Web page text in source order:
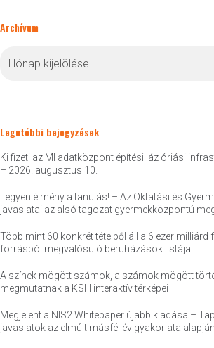
Archívum
Legutóbbi bejegyzések
Ki fizeti az MI adatközpont építési láz óriási
– 2026. augusztus 10.
Legyen élmény a tanulás! – Az Oktatási és
javaslatai az alsó tagozat gyermekközpontú
Több mint 60 konkrét tételből áll a 6 ezer
forrásból megvalósuló beruházások listája
A színek mögött számok, a számok mögött
megmutatnak a KSH interaktív térképei
Megjelent a NIS2 Whitepaper újabb kiadása –
javaslatok az elmúlt másfél év gyakorlata alapján